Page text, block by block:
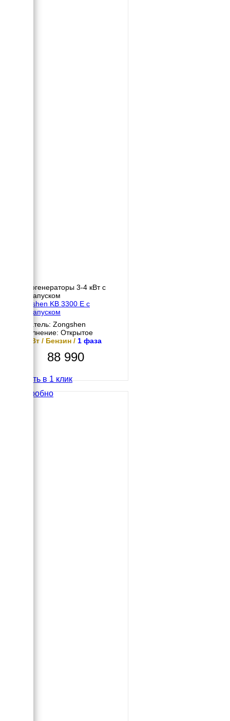
Бензогенераторы 3-4 кВт с
автозапуском
Zongshen KB 3300 E с
автозапуском
Двигатель: Zongshen
Исполнение: Открытое
2.8 кВт / Бензин / 1 фаза
88 990
Купить в 1 клик
Подробно